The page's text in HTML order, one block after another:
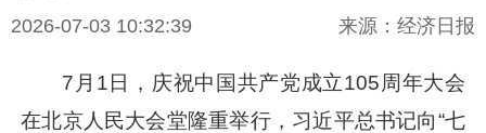
2026-07-03 10:32:39 来源：经济日报
7月1日，庆祝中国共产党成立105周年大会
在北京人民大会堂隆重举行， 习近平总书记向“七